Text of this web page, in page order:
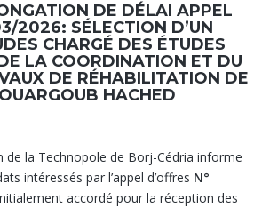
DE DÉLAI APPEL
2026: SÉLECTION D’UN
CHARGÉ DES ÉTUDES
LA COORDINATION ET DU
DE RÉHABILITATION DE
HACHED
de la Technopole de Borj-Cédria informe
intéressés par l’appel d’offres N°
accordé pour la réception des